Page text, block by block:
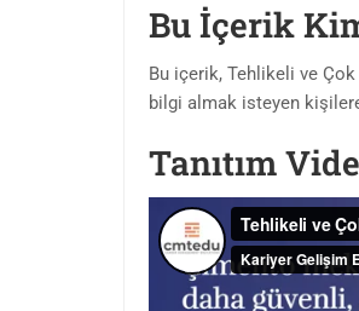
Bu İçerik
Bu içerik, Tehlikeli ve
bilgi almak isteyen
Tanıtım